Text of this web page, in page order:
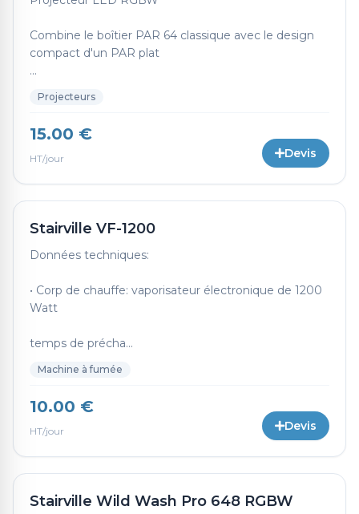
Combine le boîtier PAR 64 classique avec le design
compact d'un PAR plat
...
Projecteurs
15.00 €
HT/jour Devis
Stairville VF-1200
Données techniques:
• Corp de chauffe: vaporisateur électronique de 1200
Watt
temps de précha...
Machine à fumée
10.00 €
HT/jour Devis
Stairville Wild Wash Pro 648 RGBW